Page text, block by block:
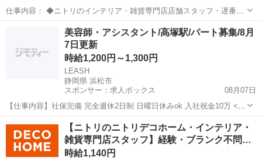
仕事内容： ◆ニトリのインテリア・雑貨専門店店舗スタッフ・遅番◆
【仕事内容】 インテリア雑貨・コスメ用品を扱う小型のお店で、 デコ
ホームにしかないかわいい商品がたくさん！ 売場作り、品出し、手直
し、レジ、お客様応対など ...
浜松市 舞阪駅 その他
美容師・アシスタント/高塚駅/パート募集/8月
7日更新
時給1,200円～1,300円
LEASH
静岡県 浜松市
スポンサー：求人ボックス
08月07日
【仕事内容】社保完備 完全週休2日制 日曜日休みok 入社祝金10万 <募
集職種> 美容師 <仕事内容> シャンプー・カラーなどアシスタント業
務全般 ヘッドスパ <必要経験> アシスタント <業種> 美容師 <施設形
態> 美容室・...
アルバイト・パート
【ニトリのニトリデコホーム・インテリア・
雑貨専門店スタッフ】経験・ブランク不問…
時給1,140円